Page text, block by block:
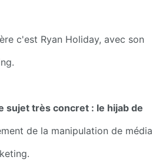
c'est Ryan Holiday, avec son
sujet très concret : le hijab de
de la manipulation de média